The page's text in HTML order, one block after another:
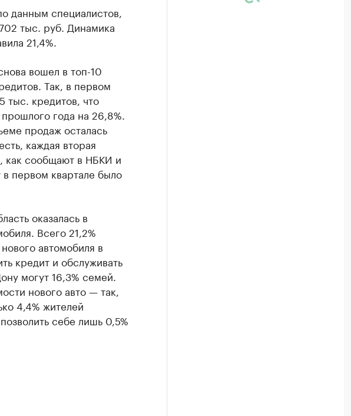
данным специалистов,
тыс. руб. Динамика
21,4%.
вошел в топ-10
Так, в первом
тыс. кредитов, что
года на 26,8%.
продаж осталась
каждая вторая
как сообщают в НБКИ и
в первом квартале было
оказалась в
Всего 21,2%
автомобиля в
кредит и обслуживать
могут 16,3% семей.
нового авто — так,
4,4% жителей
себе лишь 0,5%